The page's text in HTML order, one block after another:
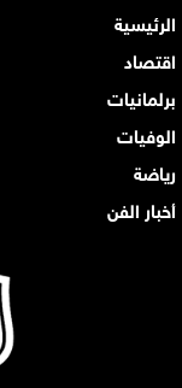
الرئيسية
اقتصاد
برلمانيات
الوفيات
رياضة
أخبار الفن